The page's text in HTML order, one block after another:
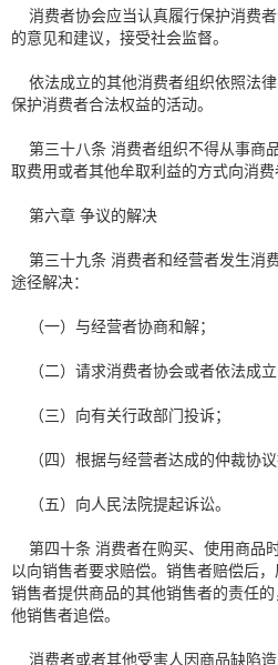
消费者协会应当认真履行保护消费
的意见和建议，接受社会监督。
依法成立的其他消费者组织依照法
保护消费者合法权益的活动。
第三十八条 消费者组织不得从事商
取费用或者其他牟取利益的方式向消费
第六章 争议的解决
第三十九条 消费者和经营者发生消
途径解决：
（一）与经营者协商和解；
（二）请求消费者协会或者依法成立
（三）向有关行政部门投诉；
（四）根据与经营者达成的仲裁协议
（五）向人民法院提起诉讼。
第四十条 消费者在购买、使用商品
以向销售者要求赔偿。销售者赔偿后
销售者提供商品的其他销售者的责任
他销售者追偿。
消费者或者其他受害人因商品缺陷